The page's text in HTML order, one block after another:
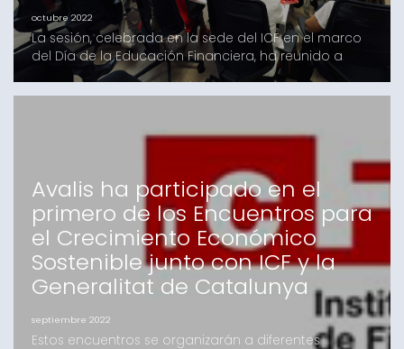
octubre 2022
La sesión, celebrada en la sede del ICF en el marco
del Día de la Educación Financiera, ha reunido a
más de veinte directivas, empresarias y
emprendedoras Barcelona, 3 de octubre de 2022.-
Finances (ICF), junto con el Institut d’ Estudis Financers
Avalis ha participado en el
primero de los Encuentros para
el Crecimiento Económico
Sostenible junto con ICF y la
Generalitat de Catalunya
septiembre 2022
Estos encuentros se organizarán a diferentes